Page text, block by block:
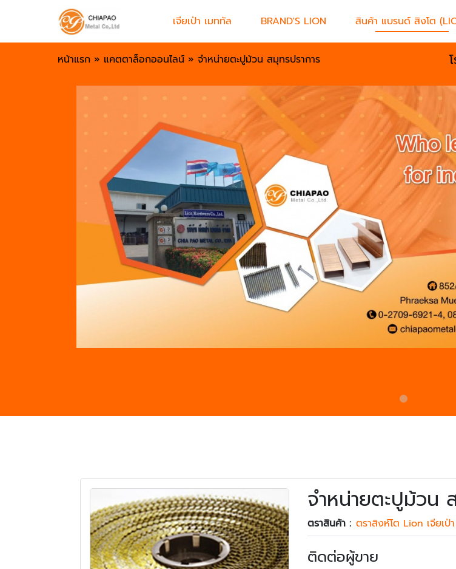
เจียเป่า เมททัล BRAND'S LION สินค้า แบรนด์ สิงโต
หน้าแรก » แคตตาล็อกออนไลน์ » จำหน่ายตะปูม้วน สมุทรปราการ
จำหน่ายตะปูม้วน
ตราสินค้า : ตราสิงห์โต Lion เจียเป่
ติดต่อผู้ขาย